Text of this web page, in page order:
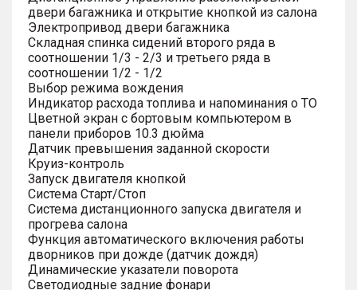
двери багажника и открытие кнопкой из салона
Электропривод двери багажника
Складная спинка сидений второго ряда в
соотношении 1/3 - 2/3 и третьего ряда в
соотношении 1/2 - 1/2
Выбор режима вождения
Индикатор расхода топлива и напоминания о ТО
Цветной экран с бортовым компьютером в
панели приборов 10.3 дюйма
Датчик превышения заданной скорости
Круиз-контроль
Запуск двигателя кнопкой
Система Старт/Стоп
Система дистанционного запуска двигателя и
прогрева салона
Функция автоматического включения работы
дворников при дожде (датчик дождя)
Динамические указатели поворота
Светодиодные задние фонари